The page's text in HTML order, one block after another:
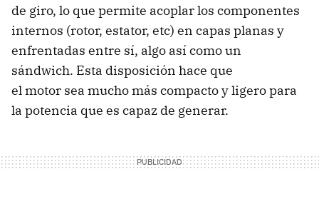
de giro, lo que permite acoplar los componentes
internos (rotor, estator, etc) en capas planas y
enfrentadas entre sí, algo así como un
sándwich. Esta disposición hace que
el motor sea mucho más compacto y ligero para
la potencia que es capaz de generar.